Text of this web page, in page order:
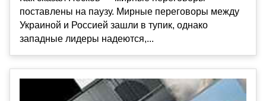
поставлены на паузу. Мирные переговоры между
Украиной и Россией зашли в тупик, однако
западные лидеры надеются,...